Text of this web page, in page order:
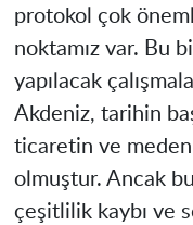
protokol çok
noktamız var. Bu
yapılacak
Akdeniz, tarihin
ticaretin ve
olmuştur. Ancak
çeşitlilik kaybı ve